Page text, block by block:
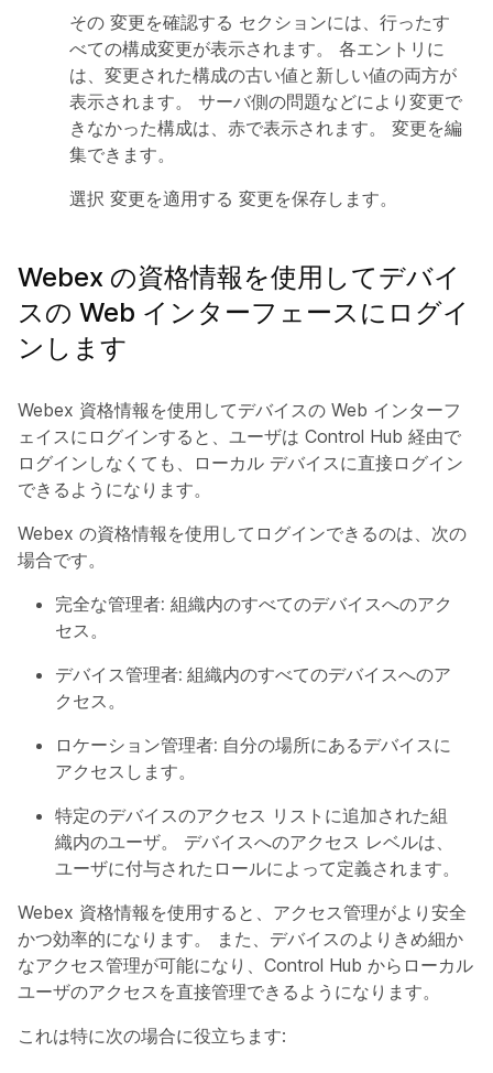
その 変更を確認する セクションには、行ったす
べての構成変更が表示されます。 各エントリに
は、変更された構成の古い値と新しい値の両方が
表示されます。 サーバ側の問題などにより変更で
きなかった構成は、赤で表示されます。 変更を編
集できます。
選択 変更を適用する 変更を保存します。
Webex の資格情報を使用してデバイ
スの Web インターフェースにログイ
ンします
Webex 資格情報を使用してデバイスの Web インターフ
ェイスにログインすると、ユーザは Control Hub 経由で
ログインしなくても、ローカル デバイスに直接ログイン
できるようになります。
Webex の資格情報を使用してログインできるのは、次の
場合です。
完全な管理者: 組織内のすべてのデバイスへのアク
セス。
デバイス管理者: 組織内のすべてのデバイスへのア
クセス。
ロケーション管理者: 自分の場所にあるデバイスに
アクセスします。
特定のデバイスのアクセス リストに追加された組
織内のユーザ。 デバイスへのアクセス レベルは、
ユーザに付与されたロールによって定義されます。
Webex 資格情報を使用すると、アクセス管理がより安全
かつ効率的になります。 また、デバイスのよりきめ細か
なアクセス管理が可能になり、Control Hub からローカル
ユーザのアクセスを直接管理できるようになります。
これは特に次の場合に役立ちます: